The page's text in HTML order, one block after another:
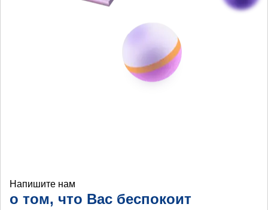
Напишите нам
о том, что Вас беспокоит